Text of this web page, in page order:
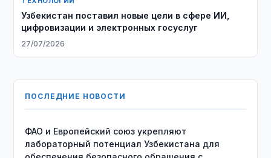
Узбекистан поставил новые цели в сфере ИИ,
цифровизации и электронных госуслуг
27/07/2026
ПОСЛЕДНИЕ НОВОСТИ
ФАО и Европейский союз укрепляют
лабораторный потенциал Узбекистана для